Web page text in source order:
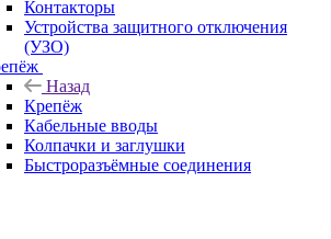
Контакторы
Устройства защитного отключения
(УЗО)
Назад
Крепёж
Кабельные вводы
Колпачки и заглушки
Быстроразъёмные соединения